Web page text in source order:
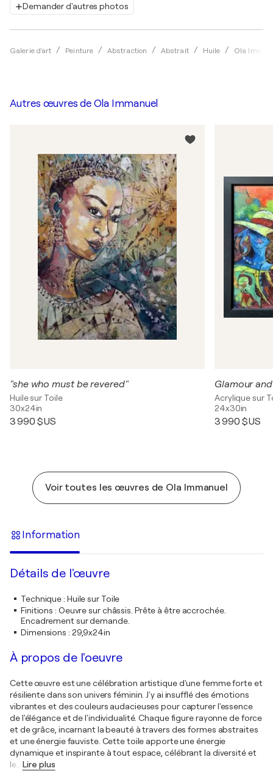
Demander d'autres photos
Galerie d'art Peinture Abstraction Abstrait Huile Ola
Autres œuvres de Ola Immanuel
"she who must be revered"
Huile sur Toile
30x24in
3 990 $US
Glamour
Acrylique sur
24x30in
3 990 $US
Voir toutes les œuvres de Ola Immanuel
Information
Détails de l'œuvre
Technique: Huile sur Toile
Finitions : Oeuvre sur châssis. Prête à être accrochée.
Encadrement sur demande.
Dimensions : 29,9x24in
À propos de l'oeuvre
Cette œuvre est une célébration artistique d'une femme forte et
résiliente dans son univers féminin. J'y ai insufflé des émotions
vibrantes et des couleurs audacieuses pour capturer l'essence
de l'élégance et de l'individualité. Chaque figure rayonne de force
et de grâce, incarnant la beauté à travers des formes abstraites
et une énergie fauviste. Cette toile apporte une énergie
dynamique et inspirante à tout espace, célébrant la diversité et
le… Lire plus